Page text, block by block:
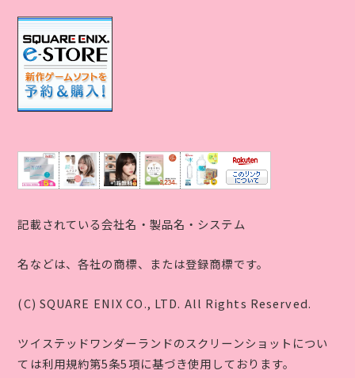
記載されている会社名・製品名・システム
名などは、各社の商標、または登録商標です。
(C) SQUARE ENIX CO., LTD. All Rights Reserved.
ツイステッドワンダーランドのスクリーンショットについ
ては利用規約第5条5項に基づき使用しております。